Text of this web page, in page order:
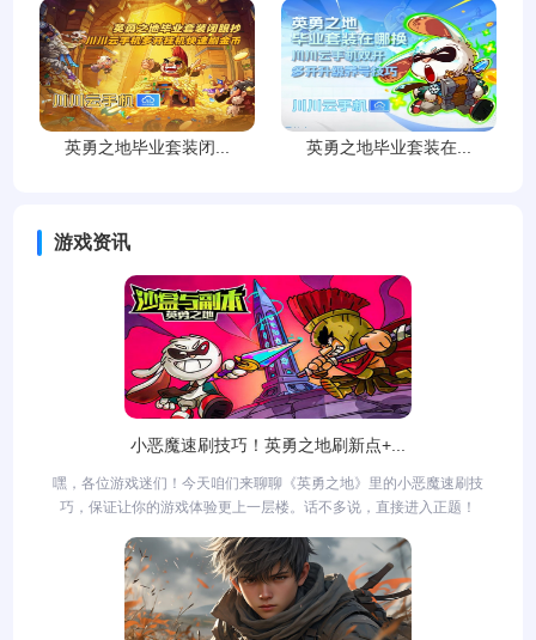
英勇之地毕业套装闭... 英勇之地毕业套装在...
游戏资讯
小恶魔速刷技巧！英勇之地刷新点+...
嘿，各位游戏迷们！今天咱们来聊聊《英勇之地》里的小恶魔速刷技
巧，保证让你的游戏体验更上一层楼。话不多说，直接进入正题！